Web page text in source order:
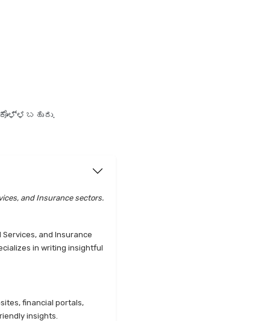
and Insurance sectors.
and Insurance
in writing insightful
financial portals,
insights.